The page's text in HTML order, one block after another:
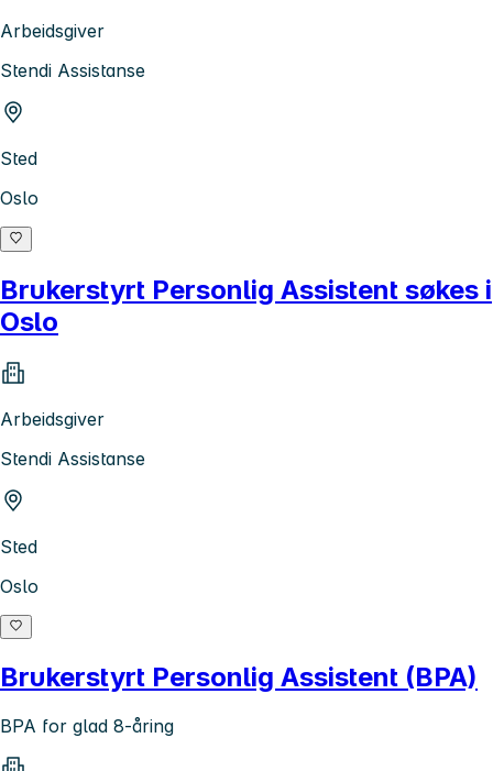
Arbeidsgiver
Stendi Assistanse
Sted
Oslo
Brukerstyrt Personlig Assistent søkes i
Oslo
Arbeidsgiver
Stendi Assistanse
Sted
Oslo
Brukerstyrt Personlig Assistent (BPA)
BPA for glad 8-åring